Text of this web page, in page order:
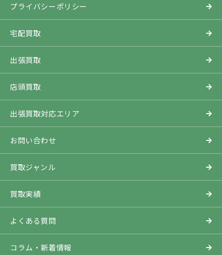
プライバシーポリシー
宅配買取
出張買取
店頭買取
出張買取対応エリア
お問い合わせ
買取ジャンル
買取実績
よくある質問
コラム・新着情報